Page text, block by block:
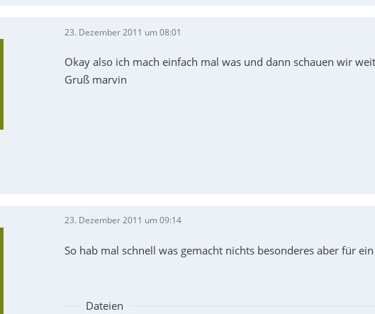
23. Dezember 2011 um 08:01
Okay also ich mach einfach mal was und dann schauen wir
Gruß marvin
23. Dezember 2011 um 09:14
So hab mal schnell was gemacht nichts besonderes aber für
Dateien